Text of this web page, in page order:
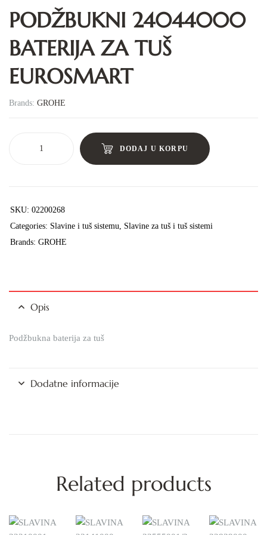
PODŽBUKNI 24044000
BATERIJA ZA TUŠ
EUROSMART
Brands: GROHE
DODAJ U KORPU
SKU: 02200268
Categories: Slavine i tuš sistemu, Slavine za tuš i tuš sistemi
Brands: GROHE
Opis
Podžbukna baterija za tuš
Dodatne informacije
Related products